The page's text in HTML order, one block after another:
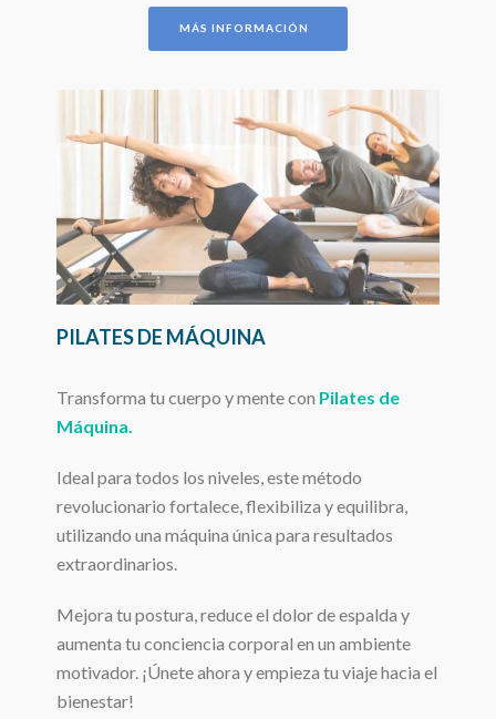
MÁS INFORMACIÓN
PILATES DE MÁQUINA
Transforma tu cuerpo y mente con Pilates de
Máquina.
Ideal para todos los niveles, este método
revolucionario fortalece, flexibiliza y equilibra,
utilizando una máquina única para resultados
extraordinarios.
Mejora tu postura, reduce el dolor de espalda y
aumenta tu conciencia corporal en un ambiente
motivador. ¡Únete ahora y empieza tu viaje hacia el
bienestar!